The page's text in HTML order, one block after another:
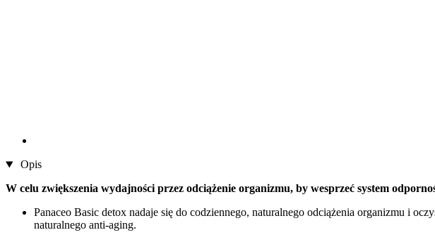
Opis
W celu zwiększenia wydajności przez odciążenie organizmu, by wesprzeć system
Panaceo Basic detox nadaje się do codziennego, naturalnego odciążenia organizmu i
naturalnego anti-aging.